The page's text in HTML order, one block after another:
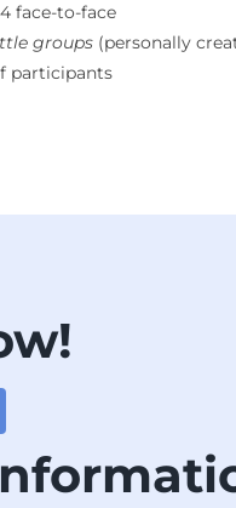
face-to-face
groups(personally
participants